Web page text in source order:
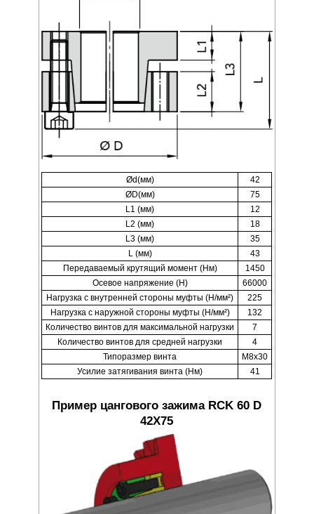
Ød(мм)
42
ØD(мм)
75
L1 (мм)
12
L2 (мм)
18
L3 (мм)
35
L (мм)
43
Передаваемый крутящий момент (Нм)
1450
Осевое напряжение (Н)
66000
Нагрузка с внутренней стороны муфты (Н/мм²)
225
Нагрузка с наружной стороны муфты (Н/мм²)
132
Количество винтов для максимальной нагрузки
7
Количество винтов для средней нагрузки
4
Типоразмер винта
M8x30
Усилие затягивания винта (Нм)
41
Пример цангового зажима RCK 60 D
42X75